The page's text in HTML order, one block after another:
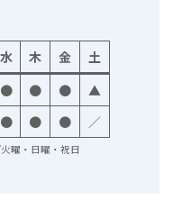
水 木 金 土
● ● ● ▲
● ● ● ／
曜・日曜・祝日